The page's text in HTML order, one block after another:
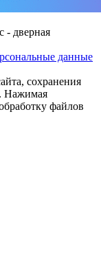
- дверная
данные
сохранения
Нажимая
файлов